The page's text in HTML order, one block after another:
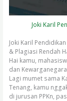
Joki Karil
Joki Karil
& Plagiasi Rendah
Hai kamu,
dan
Lagi mumet sama
Tenang, kamu
di jurusan PPKn,